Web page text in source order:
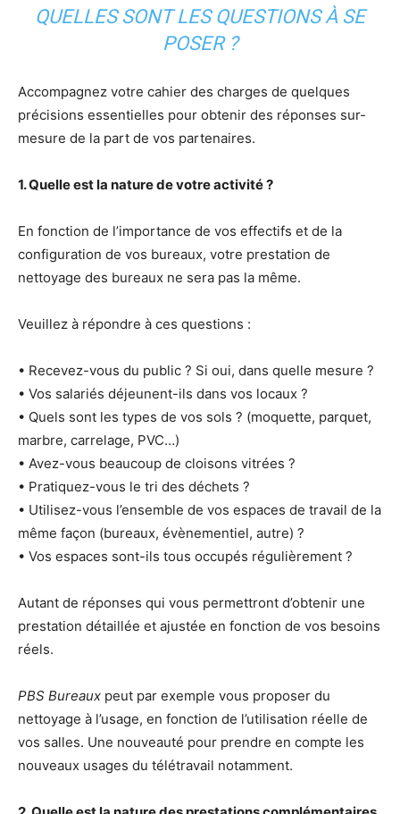
QUELLES SONT LES QUESTIONS À SE
POSER ?
Accompagnez votre cahier des charges de quelques
précisions essentielles pour obtenir des réponses sur-
mesure de la part de vos partenaires.
1. Quelle est la nature de votre activité ?
En fonction de l’importance de vos effectifs et de la
configuration de vos bureaux, votre prestation de
nettoyage des bureaux ne sera pas la même.
Veuillez à répondre à ces questions :
• Recevez-vous du public ? Si oui, dans quelle mesure ?
• Vos salariés déjeunent-ils dans vos locaux ?
• Quels sont les types de vos sols ? (moquette, parquet,
marbre, carrelage, PVC…)
• Avez-vous beaucoup de cloisons vitrées ?
• Pratiquez-vous le tri des déchets ?
• Utilisez-vous l’ensemble de vos espaces de travail de la
même façon (bureaux, évènementiel, autre) ?
• Vos espaces sont-ils tous occupés régulièrement ?
Autant de réponses qui vous permettront d’obtenir une
prestation détaillée et ajustée en fonction de vos besoins
réels.
PBS Bureaux peut par exemple vous proposer du
nettoyage à l’usage, en fonction de l’utilisation réelle de
vos salles. Une nouveauté pour prendre en compte les
nouveaux usages du télétravail notamment.